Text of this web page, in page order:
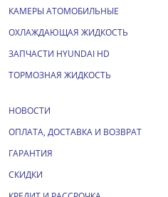
КАМЕРЫ АТОМОБИЛЬНЫЕ
ОХЛАЖДАЮЩАЯ ЖИДКОСТЬ
ЗАПЧАСТИ HYUNDAI HD
ТОРМОЗНАЯ ЖИДКОСТЬ
НОВОСТИ
ОПЛАТА, ДОСТАВКА И ВОЗВРАТ
ГАРАНТИЯ
СКИДКИ